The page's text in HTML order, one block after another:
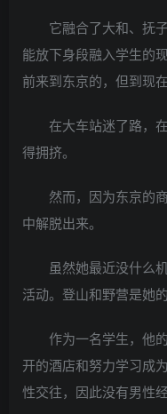
它融合了大和、抚子
能放下身段融入学生的
前来到东京的，但到现
在大车站迷了路，在
得拥挤。
然而，因为东京的商
中解脱出来。
虽然她最近没什么机
活动。登山和野营是她的
作为一名学生，他的
开的酒店和努力学习成
性交往，因此没有男性经